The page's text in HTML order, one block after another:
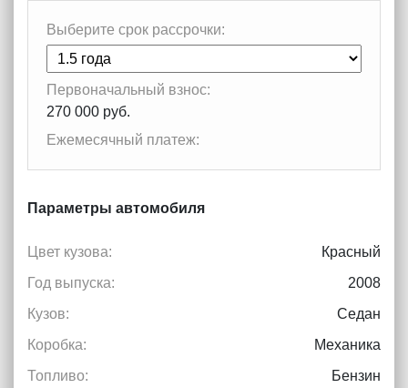
Выберите срок рассрочки:
Первоначальный взнос:
270 000 руб.
Ежемесячный платеж:
Параметры автомобиля
Цвет кузова:
Красный
Год выпуска:
2008
Кузов:
Седан
Коробка:
Механика
Топливо:
Бензин